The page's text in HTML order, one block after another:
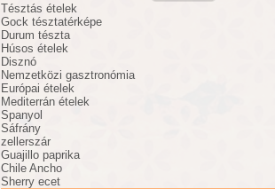
Tésztás ételek
Gock tésztatérképe
Durum tészta
Húsos ételek
Disznó
Nemzetközi gasztronómia
Európai ételek
Mediterrán ételek
Spanyol
Sáfrány
zellerszár
Guajillo paprika
Chile Ancho
Sherry ecet